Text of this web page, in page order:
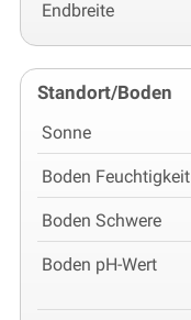
Endbreite
Standort/Boden
Sonne
Boden Feuchtigkeit
Boden Schwere
Boden pH-Wert